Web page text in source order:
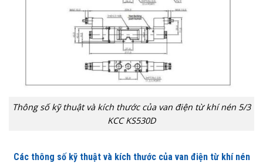
Thông số kỹ thuật và kích thước của van điện từ khí nén 5/3
KCC KS530D
Các thông số kỹ thuật và kích thước của van điện từ khí nén